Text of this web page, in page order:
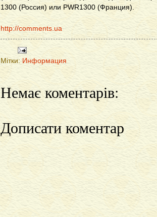
1300 (Россия) или PWR1300 (Франция).
http://comments.ua
Мітки: Информация
Немає коментарів:
Дописати коментар